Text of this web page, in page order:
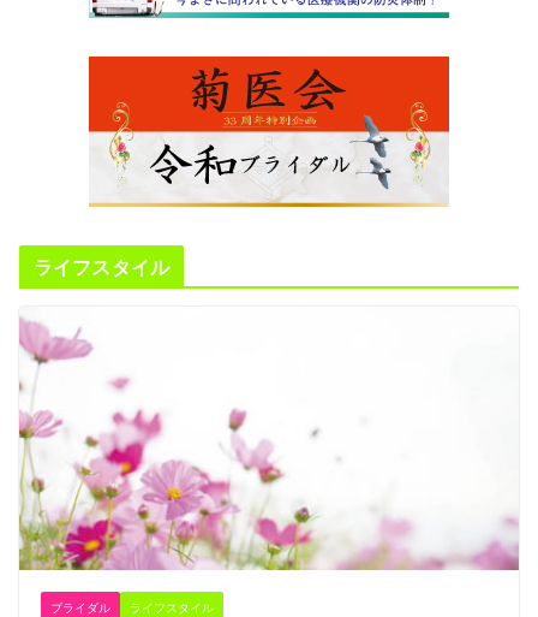
ライフスタイル
ブライダル ライフスタイル